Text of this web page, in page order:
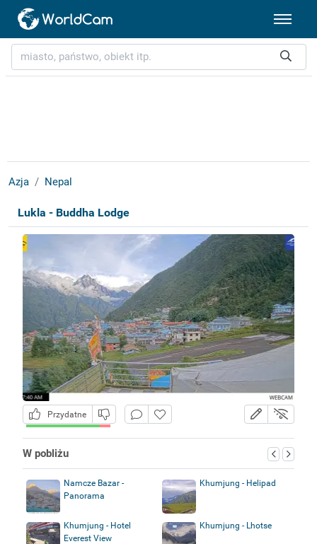
Azja Nepal
Lukla - Buddha Lodge
Przydatne
W pobliżu
Namcze Bazar -
Panorama
Khumjung - Helipad
Khumjung - Hotel
Everest View
Khumjung - Lhotse